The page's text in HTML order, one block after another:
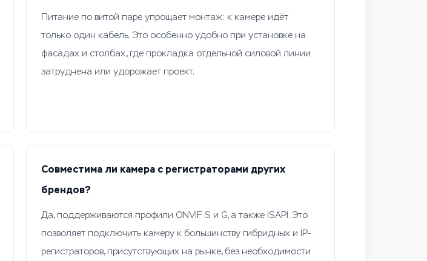
Питание по витой паре упрощает монтаж: к камере идёт
только один кабель. Это особенно удобно при установке на
фасадах и столбах, где прокладка отдельной силовой линии
затруднена или удорожает проект.
Совместима ли камера с регистраторами других
брендов?
Да, поддерживаются профили ONVIF S и G, а также ISAPI. Это
позволяет подключить камеру к большинству гибридных и IP-
регистраторов, присутствующих на рынке, без необходимости